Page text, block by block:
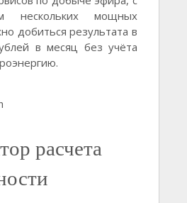
нескольких мощных
добиться результата в
в месяц без учёта
расчета